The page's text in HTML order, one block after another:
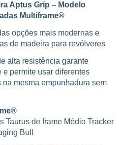
Aptus Grip – Modelo
Multiframe®
opções mais modernas e
de madeira para revólveres
alta resistência garante
permite usar diferentes
na mesma empunhadura sem
Taurus de frame Médio Tracker
Bull